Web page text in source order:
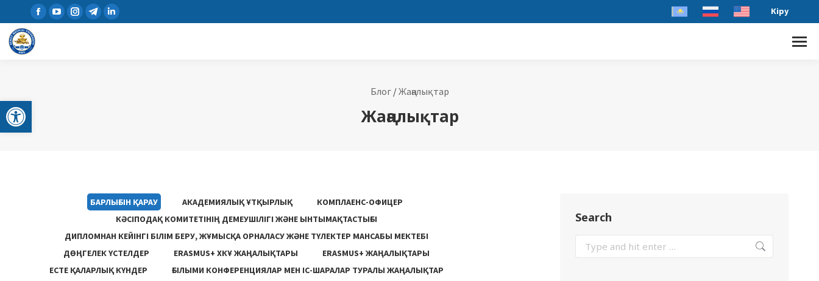
Open toolbar
Кіру
Блог/Жаңалықтар
Жаңалықтар
БАРЛЫҒЫН ҚАРАУ АКАДЕМИЯЛЫҚ ҰТҚЫРЛЫҚ
КОМПЛАЕНС-ОФИЦЕР
КӘСІПОДАҚ КОМИТЕТІНІҢ ДЕМЕУШІЛІГІ ЖӘНЕ ЫНТЫМАҚТАСТЫҒЫ
ДИПЛОМНАН КЕЙІНГІ БІЛІМ БЕРУ, ЖҰМЫСҚА ОРНАЛАСУ ЖƏНЕ ТҮЛЕКТЕР МАНСАБЫ МЕКТЕБІ
ДӨҢГЕЛЕК ҮСТЕЛДЕР
ERASMUS+ ХКҰ ЖАҢАЛЫҚТАРЫ
ERASMUS+ ЖАҢАЛЫҚТАРЫ
ЕСТЕ ҚАЛАРЛЫҚ КҮНДЕР
ҒЫЛЫМИ КОНФЕРЕНЦИЯЛАР МЕН ІС-ШАРАЛАР ТУРАЛЫ ЖАҢАЛЫҚТАР
Search